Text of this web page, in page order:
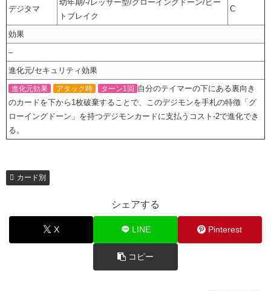
デジタマ
幼年期/-/レッサー型/グローイングドーン/ビー
トブレイク
C
効果
–
進化元/セキュリティ効果
進化元効果 アタック時 ターン1回 自分のテイマーの下にある裏向き
のカードを下から1枚破棄することで、このデジモンを手札の特徴「グ
ローイングドーン」を持つデジモンカードに支払うコスト-2で進化でき
る。
カード別
シェアする
X LINE Pinterest
コピー